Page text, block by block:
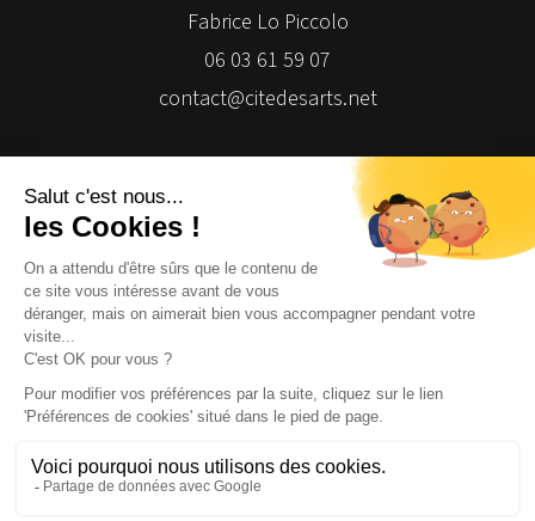
Fabrice Lo Piccolo
06 03 61 59 07
contact@citedesarts.net
© 2026 | Cité des Arts | Tous droits réservés